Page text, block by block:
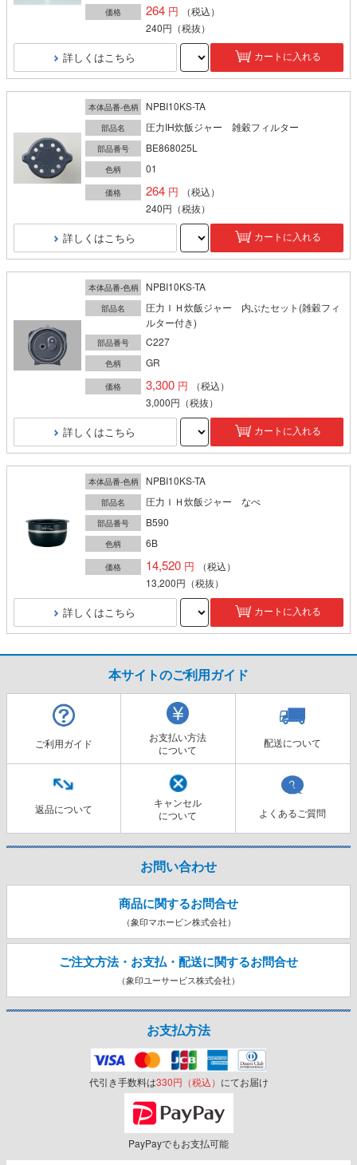
価格 264
（税込）
240円 （税抜）
詳しくはこちら カートに入れる
本体品番-色柄 NPBI10KS-TA
部品名 圧力IH炊飯ジャー 雑穀フィルター
部品番号 BE868025L
色柄 01
価格 264
（税込）
240円 （税抜）
詳しくはこちら カートに入れる
本体品番-色柄 NPBI10KS-TA
部品名
圧力ＩＨ炊飯ジャー 内ぶたセット(雑穀フィ
ルター付き)
部品番号 C227
色柄 GR
価格 3,300
（税込）
3,000円 （税抜）
詳しくはこちら カートに入れる
本体品番-色柄 NPBI10KS-TA
部品名 圧力ＩＨ炊飯ジャー なべ
部品番号 B590
色柄 6B
価格 14,520
（税込）
13,200円 （税抜）
詳しくはこちら カートに入れる
本サイトのご利用ガイド
ご利用ガイド
お支払い方法
について
配送について
返品について
キャンセル
について
よくあるご質問
お問い合わせ
商品に関するお問合せ
（象印マホービン株式会社）
ご注文方法・お支払・配送に関するお問合せ
（象印ユーサービス株式会社）
お支払方法
代引き手数料は330円（税込） にてお届け
PayPayでもお支払可能